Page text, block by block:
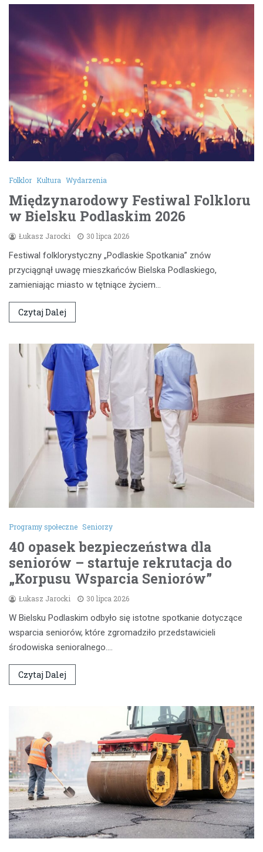
Folklor Kultura Wydarzenia
Międzynarodowy Festiwal Folkloru
w Bielsku Podlaskim 2026
Łukasz Jarocki 30 lipca 2026
Festiwal folklorystyczny „Podlaskie Spotkania” znów
przyciągnął uwagę mieszkańców Bielska Podlaskiego,
zamieniając miasto w tętniące życiem…
Czytaj Dalej
Programy społeczne Seniorzy
40 opasek bezpieczeństwa dla
seniorów – startuje rekrutacja do
„Korpusu Wsparcia Seniorów”
Łukasz Jarocki 30 lipca 2026
W Bielsku Podlaskim odbyło się istotne spotkanie dotyczące
wsparcia seniorów, które zgromadziło przedstawicieli
środowiska senioralnego.…
Czytaj Dalej